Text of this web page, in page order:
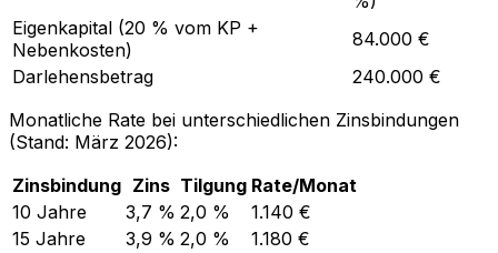
Eigenkapital (20 % vom KP +
Nebenkosten)
84.000 €
Darlehensbetrag
240.000 €
Monatliche Rate bei unterschiedlichen Zinsbindungen
(Stand: März 2026):
Zinsbindung Zins Tilgung Rate/Monat
10 Jahre
3,7 % 2,0 %
1.140 €
15 Jahre
3,9 % 2,0 %
1.180 €